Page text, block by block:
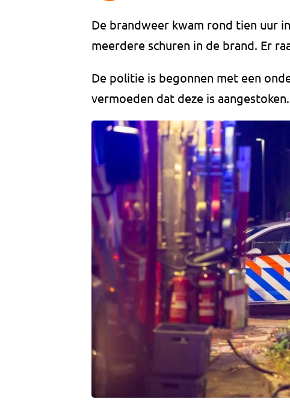
De brandweer kwam rond tien uur
meerdere schuren in de brand. Er
De politie is begonnen met een
vermoeden dat deze is aangestoken.